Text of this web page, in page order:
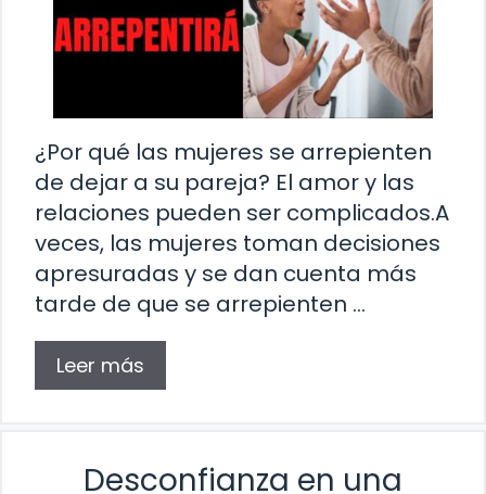
¿Por qué las mujeres se arrepienten
de dejar a su pareja? El amor y las
relaciones pueden ser complicados.A
veces, las mujeres toman decisiones
apresuradas y se dan cuenta más
tarde de que se arrepienten …
Leer más
Desconfianza en una